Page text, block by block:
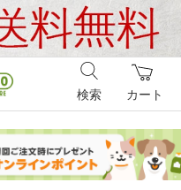
カート
検索